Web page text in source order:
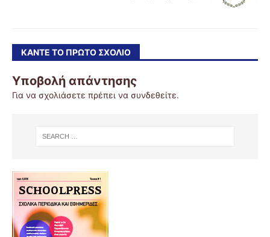
ΚΆΝΤΕ ΤΟ ΠΡΏΤΟ ΣΧΌΛΙΟ
Υποβολή απάντησης
Για να σχολιάσετε πρέπει να συνδεθείτε.